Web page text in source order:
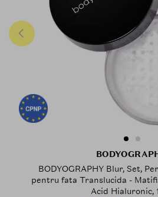
BODYOGRAPHY Blur, Set,
pentru fata Translucida -
Acid Hialuronic,